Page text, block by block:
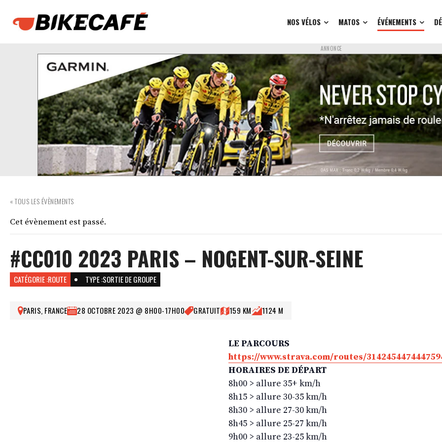
NOS VÉLOS MATOS ÉVÉNEMENTS
ANNONCE
« TOUS LES ÉVÈNEMENTS
Cet évènement est passé.
#CC010 2023 PARIS – NOGENT-SUR-SEINE
CATÉGORIE :ROUTE TYPE :SORTIE DE GROUPE
PARIS, FRANCE 28 OCTOBRE 2023 @ 8H00-17H00 GRATUIT 159 KM 1124 M
LE PARCOURS
https://www.strava.com/routes/
HORAIRES DE DÉPART
8h00 > allure 35+ km/h
8h15 > allure 30-35 km/h
8h30 > allure 27-30 km/h
8h45 > allure 25-27 km/h
9h00 > allure 23-25 km/h